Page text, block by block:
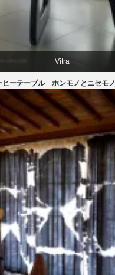
Vitra
イサムノグチ
テーブル
ヒーテーブル ホンモノとニセモノ